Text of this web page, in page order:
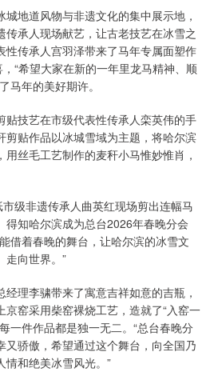
地道风物与非遗文化的集中展示地，
承人现场献艺，让古老技艺在冰雪之
性传承人宫羽泽带来了马年专属面塑作
“希望大家在新的一年里龙马精神、顺
马年的美好期许。
贴技艺在市级代表性传承人栾英伟的手
剪贴作品以冰城雪域为主题，将哈尔滨
丝毛工艺制作的麦秆小马惟妙惟肖，
级非遗传承人曲英红现场剪出连幅马
得知哈尔滨成为总台2026年春晚分会
借着春晚的舞台，让哈尔滨的冰雪文
走向世界。”
理李骕带来了寓意吉祥如意的吉瓶，
窑采用柴窑裸烧工艺，造就了“入窑一
一件作品都是独一无二。“总台春晚分
又骄傲，希望通过这个舞台，向全国乃
情和绝美冰雪风光。”